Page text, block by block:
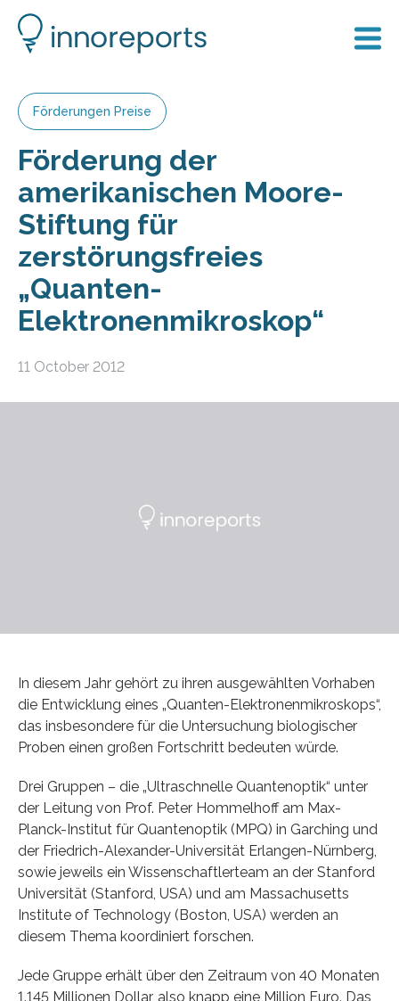
Förderungen Preise
Förderung der
amerikanischen Moore-
Stiftung für
zerstörungsfreies
„Quanten-
Elektronenmikroskop“
11 October 2012
In diesem Jahr gehört zu ihren ausgewählten Vorhaben
die Entwicklung eines „Quanten-Elektronenmikroskops“,
das insbesondere für die Untersuchung biologischer
Proben einen großen Fortschritt bedeuten würde.
Drei Gruppen – die „Ultraschnelle Quantenoptik“ unter
der Leitung von Prof. Peter Hommelhoff am Max-
Planck-Institut für Quantenoptik (MPQ) in Garching und
der Friedrich-Alexander-Universität Erlangen-Nürnberg,
sowie jeweils ein Wissenschaftlerteam an der Stanford
Universität (Stanford, USA) und am Massachusetts
Institute of Technology (Boston, USA) werden an
diesem Thema koordiniert forschen.
Jede Gruppe erhält über den Zeitraum von 40 Monaten
1.145 Millionen Dollar, also knapp eine Million Euro. Das